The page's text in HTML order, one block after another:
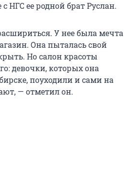
с НГС ее родной брат Руслан.
У нее была мечта
Она пыталась свой
Но салон красоты
девочки, которых она
поуходили и сами на
— отметил он.